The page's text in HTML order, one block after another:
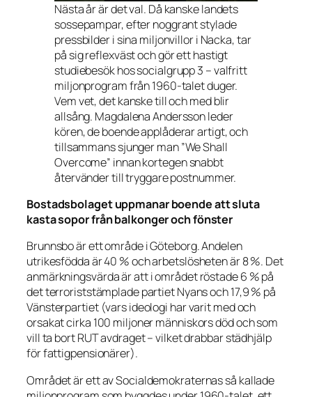
Nästa år är det val. Då kanske landets
sossepampar, efter noggrant stylade
pressbilder i sina miljonvillor i Nacka, tar
på sig reflexväst och gör ett hastigt
studiebesök hos socialgrupp 3 – valfritt
miljonprogram från 1960-talet duger.
Vem vet, det kanske till och med blir
allsång. Magdalena Andersson leder
kören, de boende applåderar artigt, och
tillsammans sjunger man”We Shall
Overcome” innan kortegen snabbt
återvänder till tryggare postnummer.
Bostadsbolaget uppmanar boende att sluta
kasta sopor från balkonger och fönster
Brunnsbo är ett område i Göteborg. Andelen
utrikesfödda är 40 % och arbetslösheten är 8 %. Det
anmärkningsvärda är att i området röstade 6 % på
det terroriststämplade partiet Nyans och 17,9 % på
Vänsterpartiet (vars ideologi har varit med och
orsakat cirka 100 miljoner människors död och som
vill ta bort RUT avdraget – vilket drabbar städhjälp
för fattigpensionärer).
Området är ett av Socialdemokraternas så kallade